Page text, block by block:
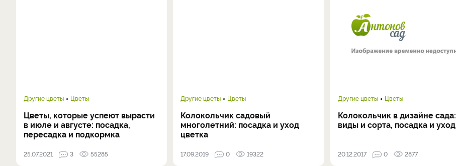
Другие цветы Цветы
Цветы, которые успеют вырасти
в июле и августе: посадка,
пересадка и подкормка
25.07.2021 3 55285
Другие цветы Цветы
Колокольчик садовый
многолетний: посадка и уход
цветка
17.09.2019 0 19322
Другие цветы Цветы
Колокольчик в дизайне сада:
виды и сорта, посадка и уход
20.12.2017 0 2877